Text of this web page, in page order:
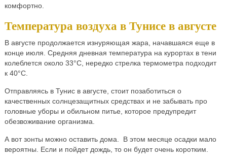
комфортно.
Температура воздуха в Тунисе в августе
В августе продолжается изнуряющая жара, начавшаяся еще в
конце июля. Средняя дневная температура на курортах в тени
колеблется около 33°C, нередко стрелка термометра подходит
к 40°C.
Отправляясь в Тунис в августе, стоит позаботиться о
качественных солнцезащитных средствах и не забывать про
головные уборы и обильном питье, которое предупредит
обезвоживание организма.
А вот зонты можно оставить дома. В этом месяце осадки мало
вероятны. Если и пойдет дождь, то он будет очень коротким.